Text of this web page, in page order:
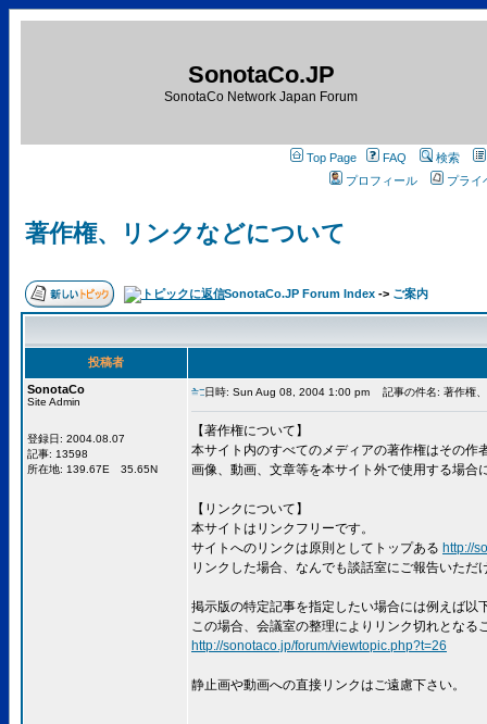
SonotaCo.JP
SonotaCo Network Japan Forum
Top Page FAQ
検索
プロフィール
プライ
著作権、リンクなどについて
SonotaCo.JP Forum Index -> ご案内
投稿者
SonotaCo
Site Admin
登録日: 2004.08.07
記事: 13598
所在地: 139.67E 35.65N
日時: Sun Aug 08, 2004 1:00 pm 記事の件名: 著作権
【著作権について】
本サイト内のすべてのメディアの著作権はその作
画像、動画、文章等を本サイト外で使用する場合
【リンクについて】
本サイトはリンクフリーです。
サイトへのリンクは原則としてトップある http://
リンクした場合、なんでも談話室にご報告いただ
掲示版の特定記事を指定したい場合には例えば以
この場合、会議室の整理によりリンク切れとなる
http://sonotaco.jp/forum/viewtopic.php?t=26
静止画や動画への直接リンクはご遠慮下さい。